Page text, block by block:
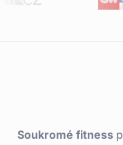
Soukromé fitness